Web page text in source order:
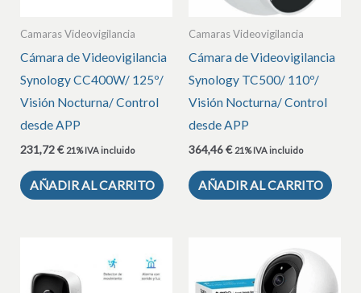
Camaras Videovigilancia
Cámara de Videovigilancia
Synology CC400W/ 125º/
Visión Nocturna/ Control
desde APP
231,72€ 21% IVA incluido
AÑADIR AL CARRITO
Camaras Videovigilancia
Cámara de Videovigilancia
Synology TC500/ 110º/
Visión Nocturna/ Control
desde APP
364,46€ 21% IVA incluido
AÑADIR AL CARRITO